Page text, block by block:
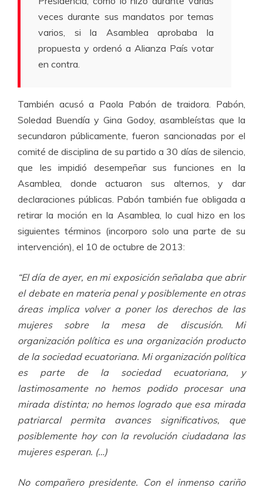
veces durante sus mandatos por temas
varios, si la Asamblea aprobaba la
propuesta y ordenó a Alianza País votar
en contra.
También acusó a Paola Pabón de traidora. Pabón,
Soledad Buendía y Gina Godoy, asambleístas que la
secundaron públicamente, fueron sancionadas por el
comité de disciplina de su partido a 30 días de silencio,
que les impidió desempeñar sus funciones en la
Asamblea, donde actuaron sus alternos, y dar
declaraciones públicas. Pabón también fue obligada a
retirar la moción en la Asamblea, lo cual hizo en los
siguientes términos (incorporo solo una parte de su
intervención), el 10 de octubre de 2013:
“El día de ayer, en mi exposición señalaba que abrir
el debate en materia penal y posiblemente en otras
áreas implica volver a poner los derechos de las
mujeres sobre la mesa de discusión. Mi
organización política es una organización producto
de la sociedad ecuatoriana. Mi organización política
es parte de la sociedad ecuatoriana, y
lastimosamente no hemos podido procesar una
mirada distinta; no hemos logrado que esa mirada
patriarcal permita avances significativos, que
posiblemente hoy con la revolución ciudadana las
mujeres esperan. (…)
No compañero presidente. Con el inmenso cariño